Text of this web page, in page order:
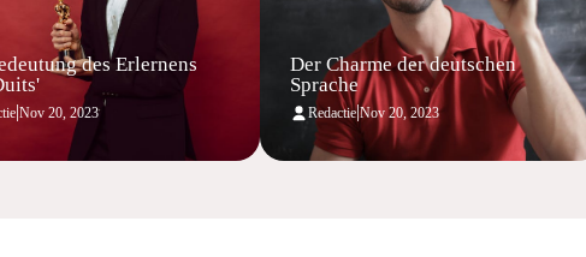
des Erlernens
|Nov 20, 2023
Der Charme der deutschen
Sprache
Redactie|Nov 20, 2023